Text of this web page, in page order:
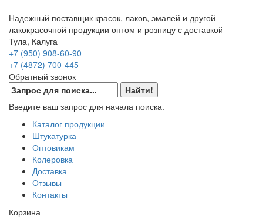
Надежный поставщик красок, лаков, эмалей и другой
лакокрасочной продукции оптом и розницу с доставкой
Тула, Калуга
+7 (950) 908-60-90
+7 (4872) 700-445
Обратный звонок
Введите ваш запрос для начала поиска.
Каталог продукции
Штукатурка
Оптовикам
Колеровка
Доставка
Отзывы
Контакты
Корзина